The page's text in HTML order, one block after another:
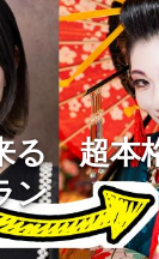
る 超本
ン